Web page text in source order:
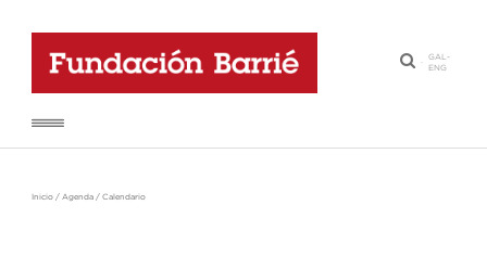
·
GAL-
ENG
Inicio / Agenda / Calendario